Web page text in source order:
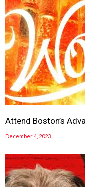
Attend Boston’s
December 4, 2023